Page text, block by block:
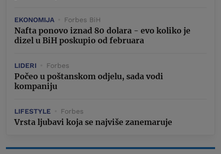
EKONOMIJA Forbes BiH
Nafta ponovo iznad 80 dolara - evo koliko je
dizel u BiH poskupio od februara
LIDERI Forbes
Počeo u poštanskom odjelu, sada vodi
kompaniju
LIFESTYLE Forbes
Vrsta ljubavi koja se najviše zanemaruje